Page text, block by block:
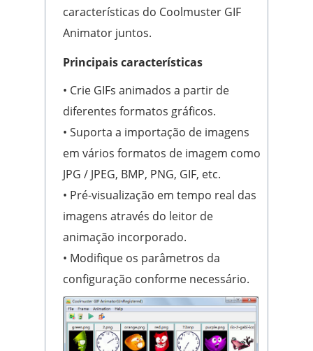
características do Coolmuster GIF
Animator juntos.
Principais características
• Crie GIFs animados a partir de
diferentes formatos gráficos.
• Suporta a importação de imagens
em vários formatos de imagem como
JPG / JPEG, BMP, PNG, GIF, etc.
• Pré-visualização em tempo real das
imagens através do leitor de
animação incorporado.
• Modifique os parâmetros da
configuração conforme necessário.